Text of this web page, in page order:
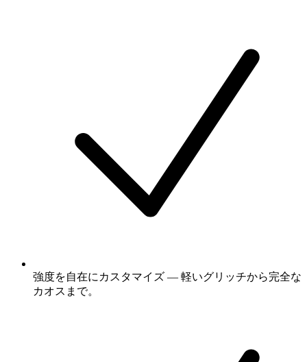
強度を自在にカスタマイズ — 軽いグリッチから完全な
カオスまで。